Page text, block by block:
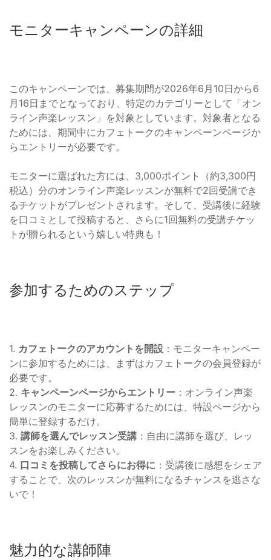
モニターキャンペーンの詳細
このキャンペーンでは、募集期間が2026年6月10日から6
月16日までとなっており、特定のカテゴリーとして「オン
ライン声楽レッスン」を対象としています。対象者となる
ためには、期間中にカフェトークのキャンペーンページか
らエントリーが必要です。
モニターに選ばれた方には、3,000ポイント（約3,300円
税込）分のオンライン声楽レッスンが無料で2回受講でき
るチケットがプレゼントされます。そして、受講後に経験
を口コミとして投稿すると、さらに1回無料の受講チケッ
トが贈られるという嬉しい特典も！
参加するためのステップ
1. カフェトークのアカウントを開設 ：モニターキャンペー
ンに参加するためには、まずはカフェトークの会員登録が
必要です。
2. キャンペーンページからエントリー ：オンライン声楽
レッスンのモニターに応募するためには、特設ページから
簡単に登録するだけ。
3. 講師を選んでレッスン受講 ：自由に講師を選び、レッ
スンをお楽しみください。
4. 口コミを投稿してさらにお得に ：受講後に感想をシェア
することで、次のレッスンが無料になるチャンスを逃さな
いで！
魅力的な講師陣